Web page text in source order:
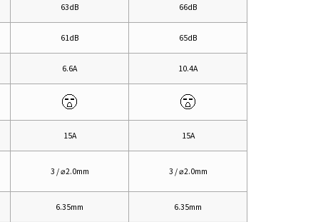
63dB 66dB
61dB 65dB
6.6A 10.4A
15A 15A
3 / ⌀2.0mm 3 / ⌀2.0mm
6.35mm 6.35mm